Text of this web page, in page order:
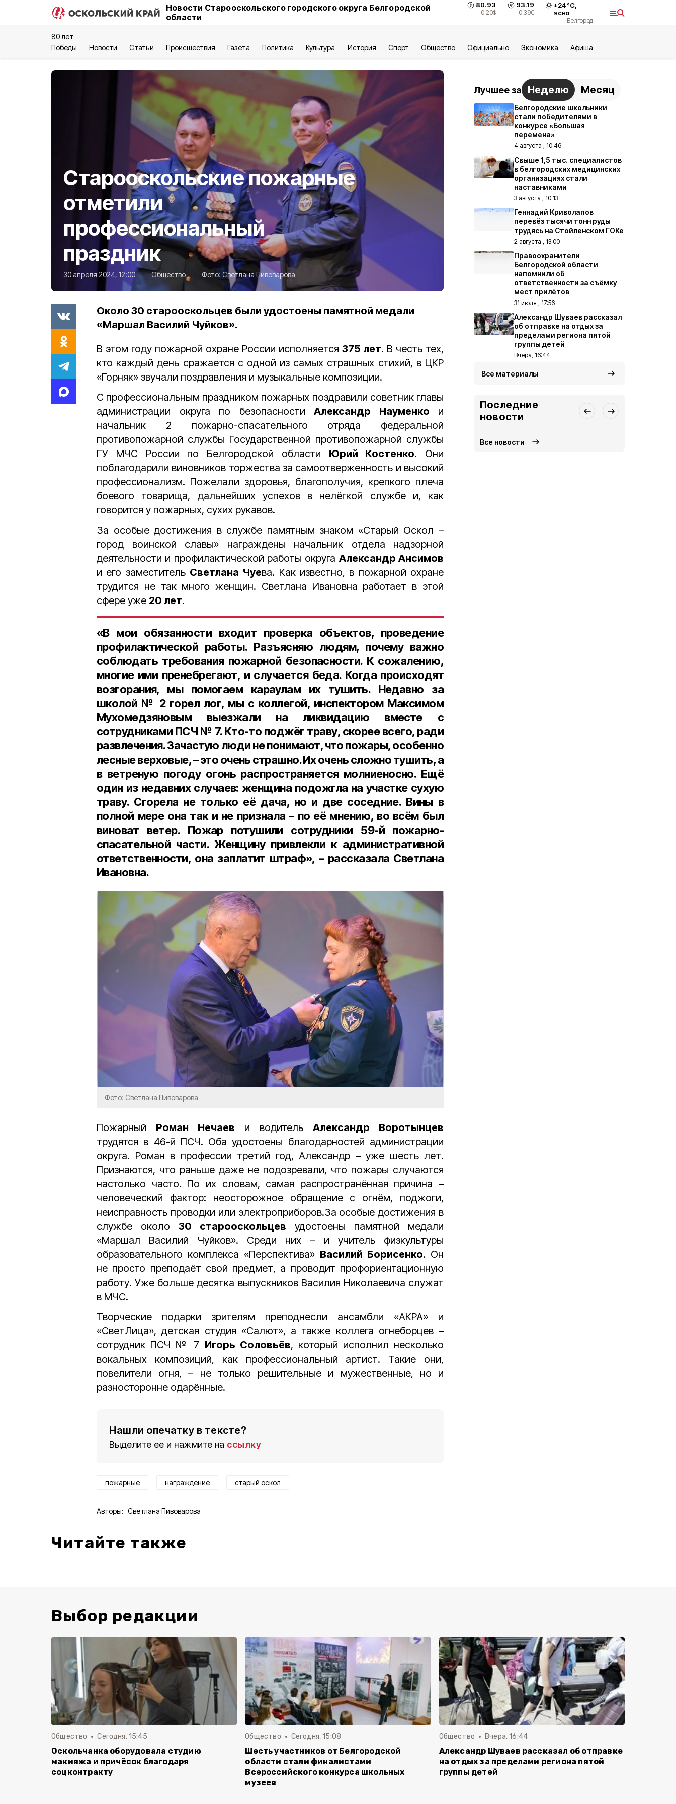
Новости Старооскольского городского округа Белгородской
области
80.93
-0.20$
93.19
-0.39€
+24°С,
ясно
Белгород
80 лет
Победы
Новости Статьи Происшествия Газета Политика Культура История Спорт Общество Официально Экономика Aфиша
Старооскольские пожарные
отметили
профессиональный
праздник
30 апреля 2024, 12:00 Общество Фото: Светлана Пивоварова
Около 30 старооскольцев были удостоены памятной медали
«Маршал Василий Чуйков».
В этом году пожарной охране России исполняется 375 лет. В честь тех,
кто каждый день сражается с одной из самых страшных стихий, в ЦКР
«Горняк» звучали поздравления и музыкальные композиции.
С профессиональным праздником пожарных поздравили советник главы
администрации округа по безопасности Александр Науменко и
начальник 2 пожарно-спасательного отряда федеральной
противопожарной службы Государственной противопожарной службы
ГУ МЧС России по Белгородской области Юрий Костенко. Они
поблагодарили виновников торжества за самоотверженность и высокий
профессионализм. Пожелали здоровья, благополучия, крепкого плеча
боевого товарища, дальнейших успехов в нелёгкой службе и, как
говорится у пожарных, сухих рукавов.
За особые достижения в службе памятным знаком «Старый Оскол –
город воинской славы» награждены начальник отдела надзорной
деятельности и профилактической работы округа Александр Ансимов
и его заместитель Светлана Чуева. Как известно, в пожарной охране
трудится не так много женщин. Светлана Ивановна работает в этой
сфере уже 20 лет.
«В мои обязанности входит проверка объектов, проведение
профилактической работы. Разъясняю людям, почему важно
соблюдать требования пожарной безопасности. К сожалению,
многие ими пренебрегают, и случается беда. Когда происходят
возгорания, мы помогаем караулам их тушить. Недавно за
школой № 2 горел лог, мы с коллегой, инспектором Максимом
Мухомедзяновым выезжали на ликвидацию вместе с
сотрудниками ПСЧ № 7. Кто-то поджёг траву, скорее всего, ради
развлечения. Зачастую люди не понимают, что пожары, особенно
лесные верховые, – это очень страшно. Их очень сложно тушить, а
в ветреную погоду огонь распространяется молниеносно. Ещё
один из недавних случаев: женщина подожгла на участке сухую
траву. Сгорела не только её дача, но и две соседние. Вины в
полной мере она так и не признала – по её мнению, во всём был
виноват ветер. Пожар потушили сотрудники 59-й пожарно-
спасательной части. Женщину привлекли к административной
ответственности, она заплатит штраф», – рассказала Светлана
Ивановна.
Фото: Светлана Пивоварова
Пожарный Роман Нечаев и водитель Александр Воротынцев
трудятся в 46-й ПСЧ. Оба удостоены благодарностей администрации
округа. Роман в профессии третий год, Александр – уже шесть лет.
Признаются, что раньше даже не подозревали, что пожары случаются
настолько часто. По их словам, самая распространённая причина –
человеческий фактор: неосторожное обращение с огнём, поджоги,
неисправность проводки или электроприборов.За особые достижения в
службе около 30 старооскольцев удостоены памятной медали
«Маршал Василий Чуйков». Среди них – и учитель физкультуры
образовательного комплекса «Перспектива» Василий Борисенко. Он
не просто преподаёт свой предмет, а проводит профориентационную
работу. Уже больше десятка выпускников Василия Николаевича служат
в МЧС.
Творческие подарки зрителям преподнесли ансамбли «АКРА» и
«СветЛица», детская студия «Салют», а также коллега огнеборцев –
сотрудник ПСЧ № 7 Игорь Соловьёв, который исполнил несколько
вокальных композиций, как профессиональный артист. Такие они,
повелители огня, – не только решительные и мужественные, но и
разносторонне одарённые.
Нашли опечатку в тексте?
Выделите ее и нажмите на ссылку
пожарные награждение старый оскол
Авторы: Светлана Пивоварова
Читайте также
Лучшее за Неделю Месяц
Белгородские школьники
стали победителями в
конкурсе «Большая
перемена»
4 августа , 10:46
Свыше 1,5 тыс. специалистов
в белгородских медицинских
организациях стали
наставниками
3 августа , 10:13
Геннадий Криволапов
перевёз тысячи тонн руды
трудясь на Стойленском ГОКе
2 августа , 13:00
Правоохранители
Белгородской области
напомнили об
ответственности за съёмку
мест прилётов
31 июля , 17:56
Александр Шуваев рассказал
об отправке на отдых за
пределами региона пятой
группы детей
Вчера, 16:44
Все материалы
Последние
новости
Все новости
Выбор редакции
Общество Сегодня, 15:45
Оскольчанка оборудовала студию
макияжа и причёсок благодаря
соцконтракту
Общество Сегодня, 15:08
Шесть участников от Белгородской
области стали финалистами
Всероссийского конкурса школьных
музеев
Общество Вчера, 16:44
Александр Шуваев рассказал об отправке
на отдых за пределами региона пятой
группы детей